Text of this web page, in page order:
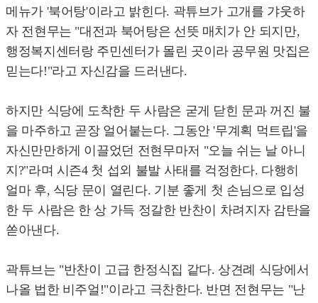
메뉴가 '북어탕'이라고 밝힌다. 곽튜브가 고개를 갸웃하
자 전현무는 "대전과 북어탕은 선뜻 매치가 안 되지만,
행정복지센터랑 주민센터가 몰린 곳이라 공무원 맛집은
믿는다!"라고 자신감을 드러낸다.
하지만 식당에 도착한 두 사람은 굳게 닫힌 문과 꺼진 불
을 마주하고 곧장 얼어붙는다. 그동안 '무계획 먹트립'을
자신만만하게 이끌었던 전현무마저 "오늘 쉬는 날 아니
지?"라며 시즌4 첫 섭외 불발 사태를 걱정한다. 다행히
얼마 후, 식당 문이 열린다. 기분 좋게 첫 손님으로 입성
한 두 사람은 한 상 가득 정갈한 반찬이 차려지자 감탄을
쏟아낸다.
곽튜브는 "반찬이 고급 한정식집 같다. 상견례 식당에서
나올 법한 비주얼!"이라고 극찬한다. 반면 전현무는 "난